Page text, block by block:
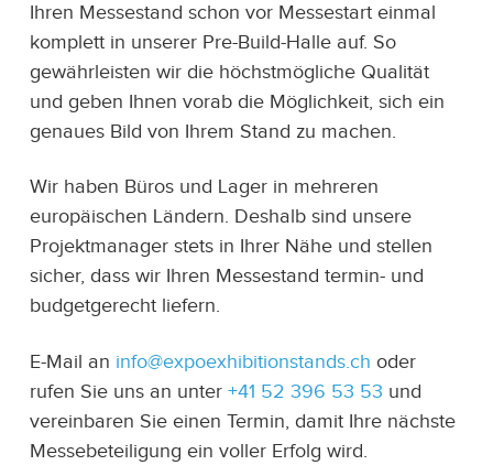
Ihren Messestand schon vor Messestart einmal
komplett in unserer Pre-Build-Halle auf. So
gewährleisten wir die höchstmögliche Qualität
und geben Ihnen vorab die Möglichkeit, sich ein
genaues Bild von Ihrem Stand zu machen.
Wir haben Büros und Lager in mehreren
europäischen Ländern. Deshalb sind unsere
Projektmanager stets in Ihrer Nähe und stellen
sicher, dass wir Ihren Messestand termin- und
budgetgerecht liefern.
E-Mail an info@expoexhibitionstands.ch oder
rufen Sie uns an unter +41 52 396 53 53 und
vereinbaren Sie einen Termin, damit Ihre nächste
Messebeteiligung ein voller Erfolg wird.